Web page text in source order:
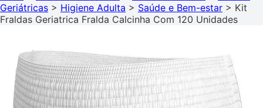
Geriátricas > Higiene Adulta > Saúde e Bem-estar > Kit
Fraldas Geriatrica Fralda Calcinha Com 120 Unidades